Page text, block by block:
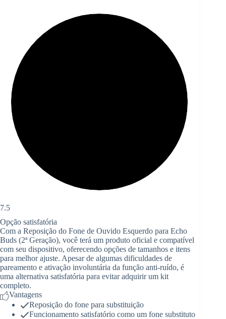
7.5
Opção satisfatória
Com a Reposição do Fone de Ouvido Esquerdo para Echo
Buds (2ª Geração), você terá um produto oficial e compatível
com seu dispositivo, oferecendo opções de tamanhos e itens
para melhor ajuste. Apesar de algumas dificuldades de
pareamento e ativação involuntária da função anti-ruído, é
uma alternativa satisfatória para evitar adquirir um kit
completo.
Vantagens
Reposição do fone para substituição
Funcionamento satisfatório como um fone substituto